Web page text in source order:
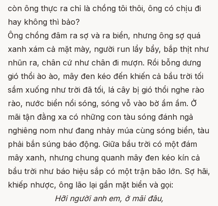
còn ông thực ra chỉ là chồng tôi thôi, ông có chịu đi
hay không thì bảo?
Ông chồng đâm ra sợ và ra biển, nhưng ông sợ quá
xanh xám cả mặt mày, người run lẩy bẩy, bắp thịt như
nhũn ra, chân cứ như chân đi mượn. Rồi bỗng dưng
gió thổi ào ào, mây đen kéo đến khiến cả bầu trời tối
sầm xuống như trời đã tối, lá cây bị gió thổi nghe rào
rào, nước biển nổi sóng, sóng vỗ vào bờ ầm ầm. Ở
mãi tận đằng xa có những con tàu sóng đánh ngả
nghiêng nom như đang nhảy múa cùng sóng biển, tàu
phải bắn súng báo động. Giữa bầu trời có một đám
mây xanh, nhưng chung quanh mây đen kéo kín cả
bầu trời như báo hiệu sắp có một trận bão lớn. Sợ hãi,
khiếp nhược, ông lão lại gần mặt biển và gọi:
Hỡi người anh em, ở mãi đâu,